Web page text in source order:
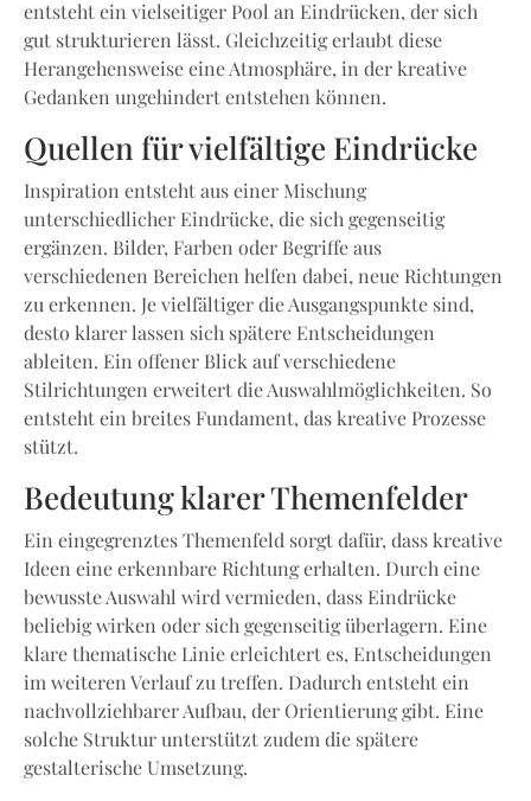
entsteht ein vielseitiger Pool an Eindrücken, der sich
gut strukturieren lässt. Gleichzeitig erlaubt diese
Herangehensweise eine Atmosphäre, in der kreative
Gedanken ungehindert entstehen können.
Quellen für vielfältige Eindrücke
Inspiration entsteht aus einer Mischung
unterschiedlicher Eindrücke, die sich gegenseitig
ergänzen. Bilder, Farben oder Begriffe aus
verschiedenen Bereichen helfen dabei, neue Richtungen
zu erkennen. Je vielfältiger die Ausgangspunkte sind,
desto klarer lassen sich spätere Entscheidungen
ableiten. Ein offener Blick auf verschiedene
Stilrichtungen erweitert die Auswahlmöglichkeiten. So
entsteht ein breites Fundament, das kreative Prozesse
stützt.
Bedeutung klarer Themenfelder
Ein eingegrenztes Themenfeld sorgt dafür, dass kreative
Ideen eine erkennbare Richtung erhalten. Durch eine
bewusste Auswahl wird vermieden, dass Eindrücke
beliebig wirken oder sich gegenseitig überlagern. Eine
klare thematische Linie erleichtert es, Entscheidungen
im weiteren Verlauf zu treffen. Dadurch entsteht ein
nachvollziehbarer Aufbau, der Orientierung gibt. Eine
solche Struktur unterstützt zudem die spätere
gestalterische Umsetzung.